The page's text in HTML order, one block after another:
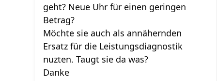
geht? Neue Uhr für einen geringen
Betrag?
Möchte sie auch als annähernden
Ersatz für die Leistungsdiagnostik
nuzten. Taugt sie da was?
Danke